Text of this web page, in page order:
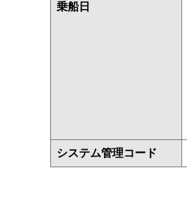
乗船日
システム管理コード